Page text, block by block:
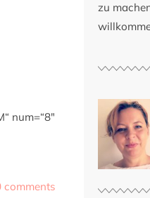
num=“8″
comments
zu